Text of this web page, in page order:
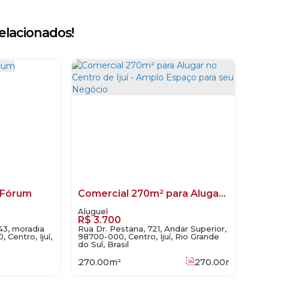
moradia
Centro, Ijuí,
Comercial 270m² para Alugar no Centro de Ijuí - Amplo Espaço para seu Negócio
R$3.700
Rua Dr. Pestana, 721, Andar Superior,
98700-000, Centro, Ijuí, Rio Grande
do Sul, Brasil
270.00m² 270.00m²